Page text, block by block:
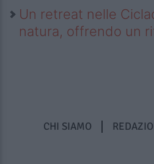
Un retreat nelle
natura, offrendo un
CHI SIAMO